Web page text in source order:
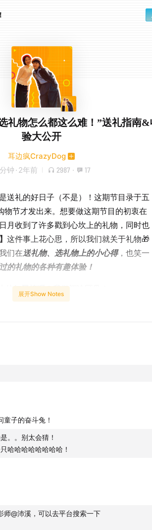
礼物怎么都这么难！”送礼指南
验大公开
耳边疯CrazyDog
钟 · 2年前 2987 · 17
送礼的好日子（不是）！这期节目录于五
物节才发出来。想要做这期节目的初衷在
月收到了许多戳到心坎上的礼物，同时也
这件事上花心思，所以我们就关于礼物🎁
们在送礼物、选礼物上的小心得，也笑一
的礼物的各种有趣体验！
的红黑榜呢？我们评论区见！
送礼物」这件事的？
礼物
、小水杯、真丝睡衣、香薰石
「暧昧电子歌单」🎷
心！
物
展开Show Notes
子的奋斗兔！
。。别太会猜！
哈哈哈哈哈哈哈哈！
师@沛溪，可以去平台搜索一下